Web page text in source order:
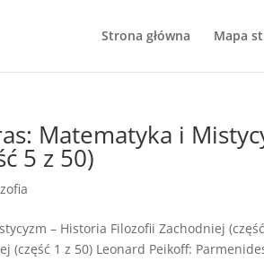
Strona główna Mapa
Matematyka i
5 z 50)
– Historia Filozofii Zachodniej
1 z 50) Leonard Peikoff: